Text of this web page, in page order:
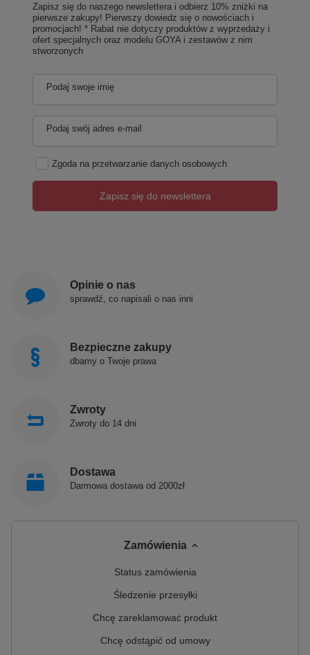
Zapisz się do naszego newslettera i odbierz 10% zniżki na
pierwsze zakupy! Pierwszy dowiedz się o nowościach i
promocjach! * Rabat nie dotyczy produktów z wyprzedaży i
ofert specjalnych oraz modelu GOYA i zestawów z nim
stworzonych
Podaj swoje imię
Podaj swój adres e-mail
Zgoda na przetwarzanie danych osobowych
Zapisz się do newslettera
Opinie o nas
sprawdź, co napisali o nas inni
Bezpieczne zakupy
dbamy o Twoje prawa
Zwroty
Zwroty do 14 dni
Dostawa
Darmowa dostawa od 2000zł
Zamówienia
Status zamówienia
Śledzenie przesyłki
Chcę zareklamować produkt
Chcę odstąpić od umowy